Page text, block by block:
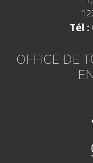
Tél :
OFFICE DE